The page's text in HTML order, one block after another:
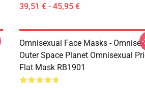
39,51 € - 45,95 €
Omnisexual Face Masks -
Outer Space Planet Omnisexual
Flat Mask RB1901